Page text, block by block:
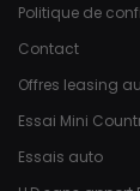
Politique de
Contact
Offres leasing
Essai Mini
Essais auto